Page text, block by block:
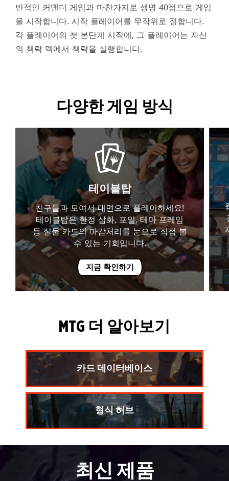
반적인 커맨더 게임과 마찬가지로 생명 40점으로 게임
을 시작합니다. 시작 플레이어를 무작위로 정합니다.
각 플레이어의 첫 본단계 시작에, 그 플레이어는 자신
의 책략 덱에서 책략을 실행합니다.
다양한 게임 방식
테이블탑
친구들과 모여서 대면으로 플레이하세요!
테이블탑은 한정 삽화, 포일, 테마 프레임
등 실물 카드의 마감처리를 눈으로 직접 볼
수 있는 기회입니다.
지금 확인하기
MTG 더 알아보기
카드 데이터베이스
형식 허브
최신 제품